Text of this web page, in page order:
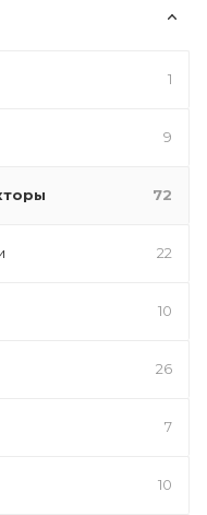
1
9
72
22
10
26
7
10